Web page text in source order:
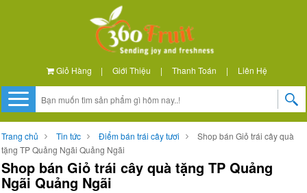
Giỏ Hàng | Giới Thiệu | Thanh Toán | Liên Hệ
Trang chủ Tin tức Điểm bán trái cây tươi
Shop bán Giỏ trái cây quà
tặng TP Quảng Ngãi Quảng Ngãi
Shop bán Giỏ trái cây quà tặng TP Quảng
Ngãi Quảng Ngãi